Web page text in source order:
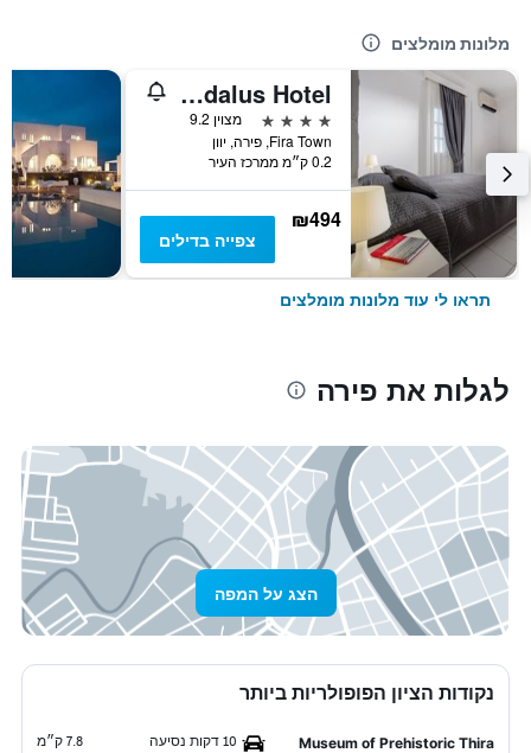
מלונות מומלצים
Daedalus Hotel
4 כוכבים
מצוין 9.2
Fira Town, פירה, יוון
0.2 ק״מ ממרכז העיר
₪494
צפייה בדילים
תראו לי עוד מלונות מומלצים
לגלות את פירה
הצג על המפה
נקודות הציון הפופולריות ביותר
Museum of Prehistoric Thira 10 דקות נסיעה 7.8 ק״מ